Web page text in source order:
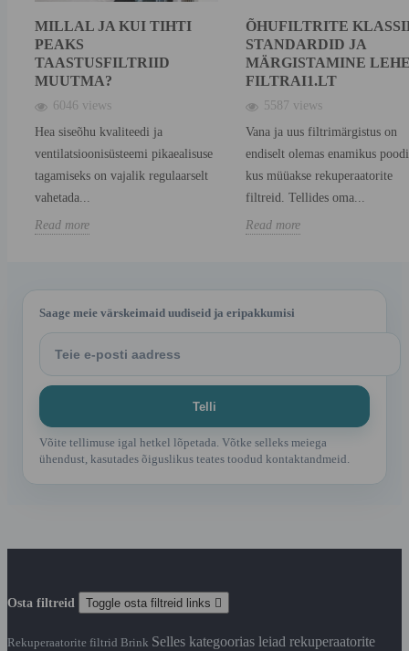
MILLAL JA KUI TIHTI
PEAKS
TAASTUSFILTRIID
MUUTMA?
6046 views
Hea siseõhu kvaliteedi ja
ventilatsioonisüsteemi pikaealisuse
tagamiseks on vajalik regulaarselt
vahetada...
Read more
ÕHUFILTRITE
STANDARDID JA
MÄRGISTAMINE
FILTRAI1.LT
5587 views
Vana ja uus filtrimärgistus on
endiselt olemas enamikus
kus müüakse rekuperaatorite
filtreid. Tellides oma...
Read more
Saage meie värskeimaid uudiseid ja eripakkumisi
Võite tellimuse igal hetkel lõpetada. Võtke selleks meiega
ühendust, kasutades õiguslikus teates toodud kontaktandmeid.
Osta filtreid Toggle osta filtreid links 
Rekuperaatorite filtrid Brink Selles kategoorias leiad rekuperaatorite